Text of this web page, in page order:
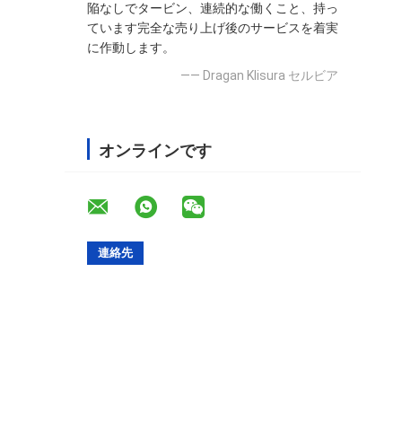
陥なしでタービン、連続的な働くこと、持っ
ています完全な売り上げ後のサービスを着実
に作動します。
—— Dragan Klisura セルビア
オンラインです